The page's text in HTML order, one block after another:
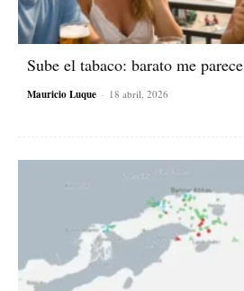
Sube el tabaco: barato me parece
Mauricio Luque - 18 abril, 2026